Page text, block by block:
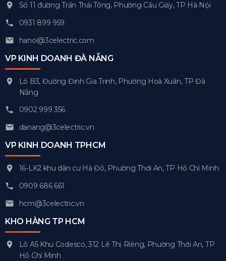
Số 11 đường Trần Thái Tông, Phường Cầu Giấy, TP Hà Nội
0931 899 959
hanoi@3celectric.com
VP KINH DOANH ĐÀ NẴNG
Lô B3, Đường Đinh Gia Trinh, Phường Hoà Xuân, TP Đà
Nẵng
0902 999 356
danang@3celectric.vn
VP KINH DOANH TPHCM
16-LK2 khu dân cư Hà Đô, Phường Thới An, TP Hồ Chí Minh
0909 686 661
hcm@3celectric.vn
KHO HÀNG TP HCM
Lô A5 Khu Codesco, 312 Lê Thị Riêng, Phường Thới An, TP
Hồ Chí Minh